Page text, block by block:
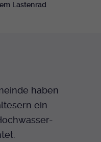
Lastenrad
haben
ein